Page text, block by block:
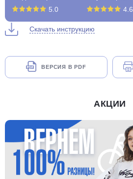
5.0
4.6
Скачать инструкцию
ВЕРСИЯ В PDF
АКЦИИ